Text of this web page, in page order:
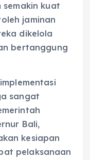
kuat
jaminan
dikelola
bertanggung
sangat
Bali,
kesiapan
pelaksanaan